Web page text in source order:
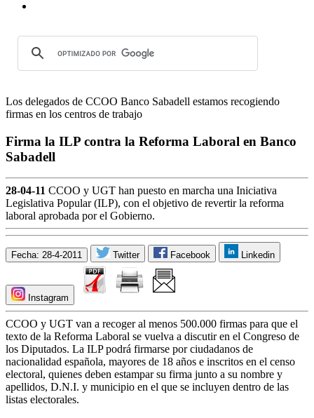
Los delegados de CCOO Banco Sabadell estamos recogiendo
firmas en los centros de trabajo
Firma la ILP contra la Reforma Laboral en Banco
Sabadell
28-04-11 CCOO y UGT han puesto en marcha una Iniciativa
Legislativa Popular (ILP), con el objetivo de revertir la reforma
laboral aprobada por el Gobierno.
Fecha: 28-4-2011 Twitter Facebook Linkedin
Instagram
CCOO y UGT van a recoger al menos 500.000 firmas para que el
texto de la Reforma Laboral se vuelva a discutir en el Congreso de
los Diputados. La ILP podrá firmarse por ciudadanos de
nacionalidad española, mayores de 18 años e inscritos en el censo
electoral, quienes deben estampar su firma junto a su nombre y
apellidos, D.N.I. y municipio en el que se incluyen dentro de las
listas electorales.